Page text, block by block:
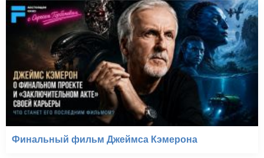
Финальный фильм Джеймса Кэмерона